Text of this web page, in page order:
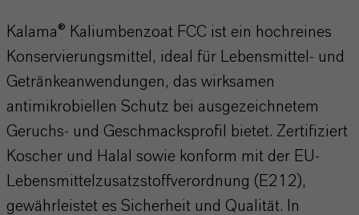
Kalama® Kaliumbenzoat FCC ist ein hochreines
Konservierungsmittel, ideal für Lebensmittel- und
Getränkeanwendungen, das wirksamen
antimikrobiellen Schutz bei ausgezeichnetem
Geruchs- und Geschmacksprofil bietet. Zertifiziert
Koscher und Halal sowie konform mit der EU-
Lebensmittelzusatzstoffverordnung (E212),
gewährleistet es Sicherheit und Qualität. In